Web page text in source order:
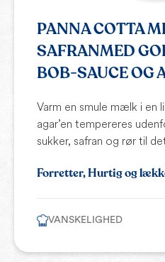
PANNA COTTA
SAFRANMED
BOB-SAUCE OG
Varm en smule mælk i en
agar’en tempereres
sukker, safran og rør til
Forretter, Hurtig og
VANSKELIGHED